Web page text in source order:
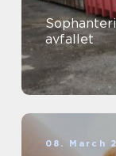
Sophantering
avfallet
08. March